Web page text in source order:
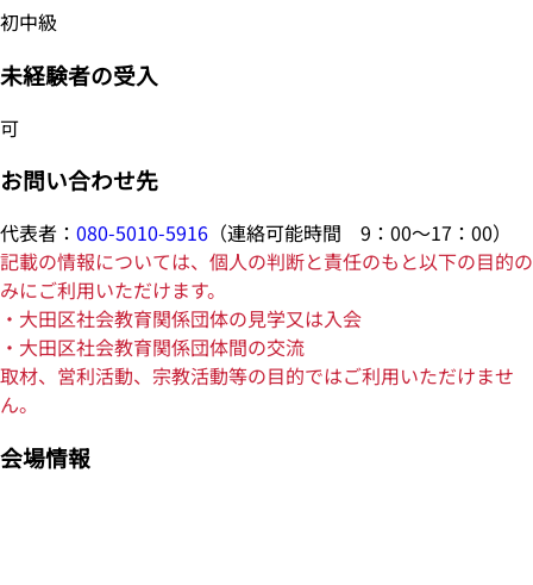
初中級
未経験者の受入
可
お問い合わせ先
代表者： 080-5010-5916 （連絡可能時間 9：00～17：00）
記載の情報については、個人の判断と責任のもと以下の目的の
みにご利用いただけます。
・大田区社会教育関係団体の見学又は入会
・大田区社会教育関係団体間の交流
取材、営利活動、宗教活動等の目的ではご利用いただけませ
ん。
会場情報